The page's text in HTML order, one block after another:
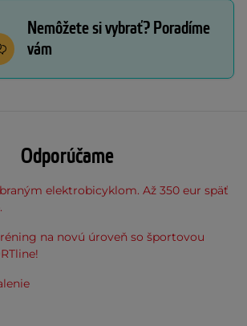
Nemôžete si vybrať? Poradíme
vám
Odporúčame
elektrobicyklom. Až 350 eur späť
na novú úroveň so športovou